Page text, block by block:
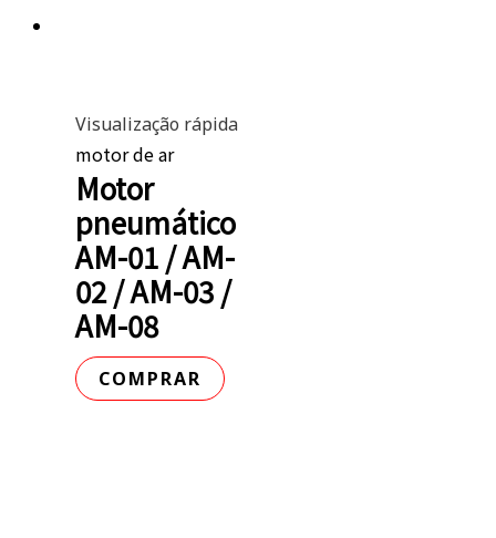
Visualização rápida
motor de ar
Motor
pneumático
AM-01 / AM-
02 / AM-03 /
AM-08
COMPRAR